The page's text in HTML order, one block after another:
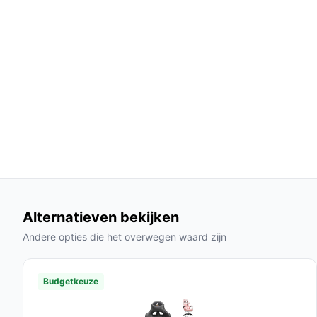
Haak de poten in het onderstel.
Bevestig de zitting aan het onderstel met de
Stel de zithoogte in naar jouw voorkeur.
Test de stoel op stabiliteit voordat je deze
Specificaties in mensentaal
Alternatieven bekijken
Andere opties die het overwegen waard zijn
Budgetkeuze